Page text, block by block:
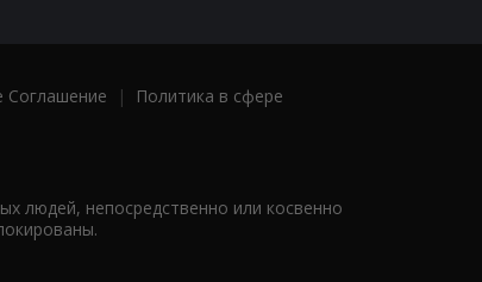
Соглашение |
Политика в сфере
людей, непосредственно или косвенно